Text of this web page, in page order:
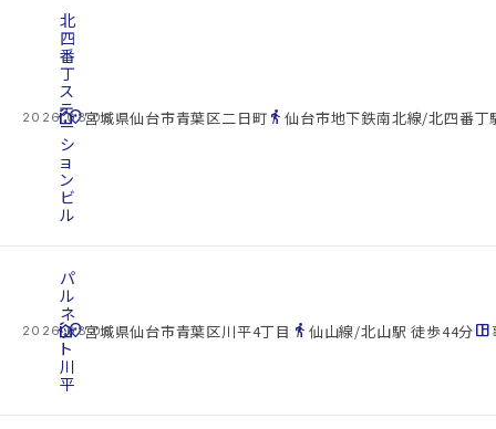
2026.08.08
cottage
北
四
番
丁
ス
テ
ー
シ
ョ
ン
ビ
ル
location_on宮城県仙台市青葉区二日町 directions_walk仙台市地下鉄南北線/北四番丁
2026.08.08
cottage
パ
ル
ネ
ッ
ト
川
平
location_on宮城県仙台市青葉区川平4丁目 directions_walk 仙山線/北山駅 徒歩44分space_dashboard